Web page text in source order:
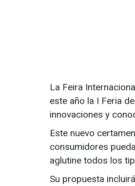
La Feira
este año la I Feria
innovaciones y
Este nuevo
consumidores
aglutine todos los
Su propuesta